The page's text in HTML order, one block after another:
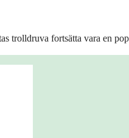
trolldruva fortsätta vara en